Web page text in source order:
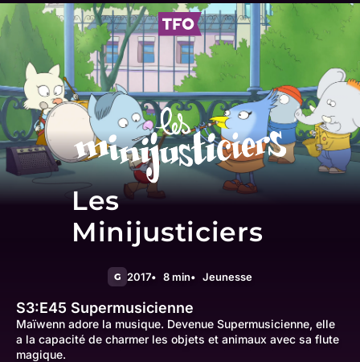
Les
Minijusticiers
G 2017 8 min Jeunesse
S3:E45 Supermusicienne
Maïwenn adore la musique. Devenue Supermusicienne, elle
a la capacité de charmer les objets et animaux avec sa flute
magique.